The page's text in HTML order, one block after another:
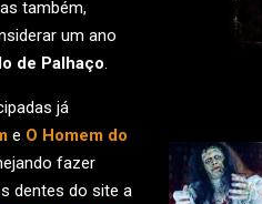
também,
um ano
de Palhaço.
já
e O Homem do
fazer
dentes do site a